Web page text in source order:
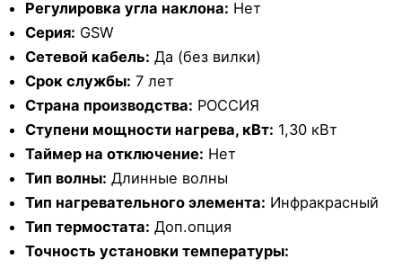
Регулировка угла наклона: Нет
Серия: GSW
Сетевой кабель: Да (без вилки)
Срок службы: 7 лет
Страна производства: РОССИЯ
Ступени мощности нагрева, кВт: 1,30 кВт
Таймер на отключение: Нет
Тип волны: Длинные волны
Тип нагревательного элемента: Инфракрасный
Тип термостата: Доп.опция
Точность установки температуры: